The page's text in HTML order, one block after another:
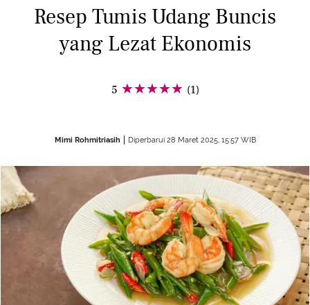
Resep Tumis Udang Buncis
yang Lezat Ekonomis
5 (1)
Mimi Rohmitriasih Diperbarui 28 Maret 2025, 15:57 WIB